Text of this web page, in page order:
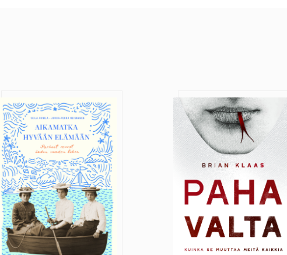
Aikamatka hyvään elämään Paha valta